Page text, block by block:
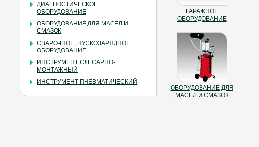
ДИАГНОСТИЧЕСКОЕ
ОБОРУДОВАНИЕ
ОБОРУДОВАНИЕ ДЛЯ МАСЕЛ И
СМАЗОК
СВАРОЧНОЕ, ПУСКОЗАРЯДНОЕ
ОБОРУДОВАНИЕ
ИНСТРУМЕНТ СЛЕСАРНО-
МОНТАЖНЫЙ
ИНСТРУМЕНТ ПНЕВМАТИЧЕСКИЙ
ГАРАЖНОЕ
ОБОРУДОВАНИЕ
ОБОРУДОВАНИЕ ДЛЯ
МАСЕЛ И СМАЗОК